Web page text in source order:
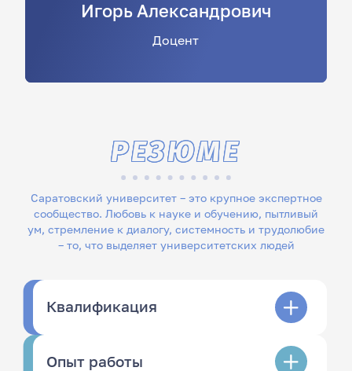
ИгорьАлександрович
Доцент
Саратовский университет – это крупное экспертное
сообщество. Любовь к науке и обучению, пытливый
ум, стремление к диалогу, системность и трудолюбие
– то, что выделяет университетских людей
РЕЗЮМЕ
Квалификация
Опыт работы